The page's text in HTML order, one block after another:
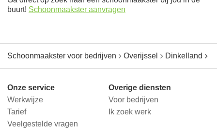
buurt! Schoonmaakster aanvragen
Schoonmaakster voor bedrijven Overijssel Dinkelland
Onze service
Werkwijze
Tarief
Veelgestelde vragen
Overige diensten
Voor bedrijven
Ik zoek werk